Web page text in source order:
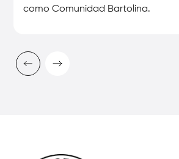
como Comunidad Bartolina.